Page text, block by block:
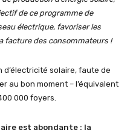
de ce programme de
électrique, favoriser les
facture des consommateurs !
d’électricité solaire, faute de
au bon moment – l’équivalent
000 foyers.
est abondante : la